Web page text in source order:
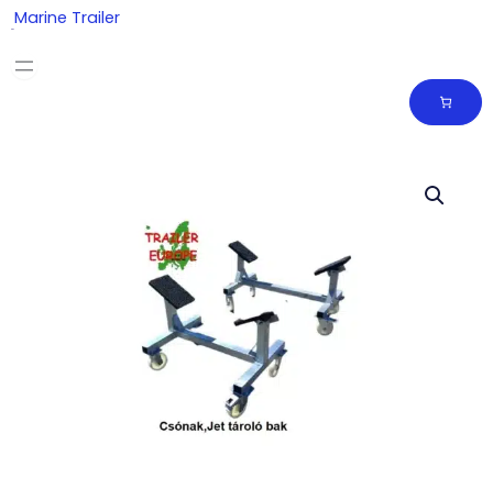
Skip
to
content
Marine Trailer